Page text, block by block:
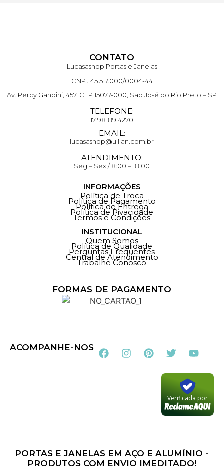
CONTATO
Lucasashop Portas e Janelas
CNPJ 45.517.000/0004-44
Av. Percy Gandini, 457, CEP 15077-000, São José do Rio Preto – SP
TELEFONE:
17 98189 4270
EMAIL:
lucasashop@ullian.com.br
ATENDIMENTO:
Seg – Sex / 8:00 – 18:00
INFORMAÇÕES
Política de Troca
Política de Pagamento
Política de Entrega
Política de Pivacidade
Termos e Condições
INSTITUCIONAL
Quem Somos
Política de Qualidade
Perguntas Frequentes
Central de Atendimento
Trabalhe Conosco
FORMAS DE PAGAMENTO
ACOMPANHE-NOS
Verificada por
PORTAS E JANELAS EM AÇO E ALUMÍNIO -
PRODUTOS COM ENVIO IMEDITADO!